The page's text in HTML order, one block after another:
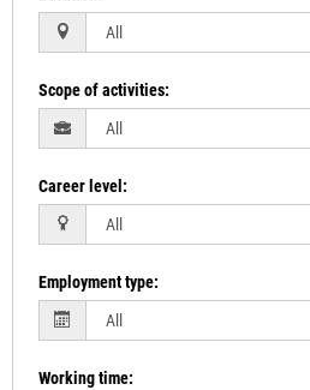
Scope of activities:
Career level :
Employment type:
Working time: